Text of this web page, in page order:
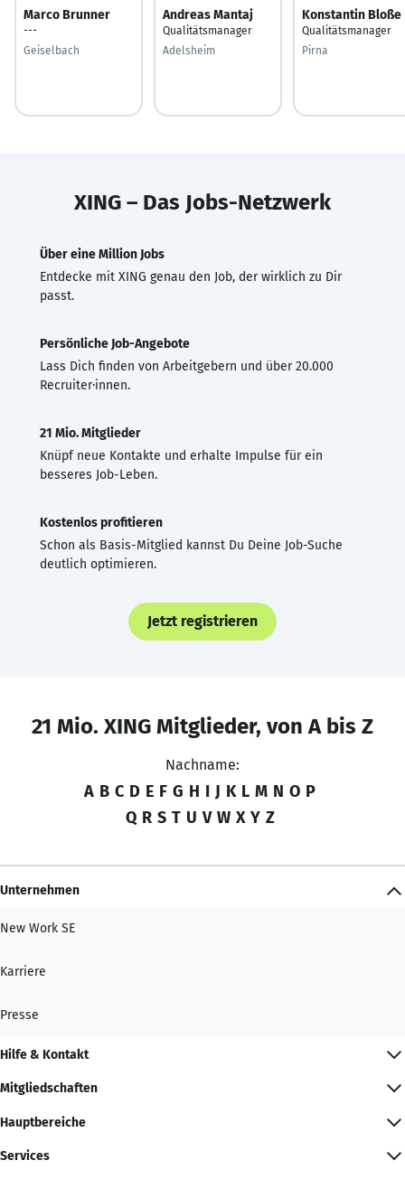
Marco Brunner
---
Geiselbach
Andreas Mantaj
Qualitätsmanager
Adelsheim
Konstantin Bloße
Qualitätsmanager
Pirna
XING – Das Jobs-Netzwerk
Über eine Million Jobs
Entdecke mit XING genau den Job, der wirklich zu Dir
passt.
Persönliche Job-Angebote
Lass Dich finden von Arbeitgebern und über 20.000
Recruiter·innen.
21 Mio. Mitglieder
Knüpf neue Kontakte und erhalte Impulse für ein
besseres Job-Leben.
Kostenlos profitieren
Schon als Basis-Mitglied kannst Du Deine Job-Suche
deutlich optimieren.
Jetzt registrieren
21 Mio. XING Mitglieder, von A bis Z
Nachname:
A B C D E F G H I J K L M N O P
Q R S T U V W X Y Z
Unternehmen
New Work SE
Karriere
Presse
Hilfe & Kontakt
Mitgliedschaften
Hauptbereiche
Services